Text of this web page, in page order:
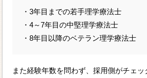
・3年目までの若手理学療法士
・4～7年目の中堅理学療法士
・8年目以降のベテラン理学療法士
また経験年数を問わず、採用側がチェッ